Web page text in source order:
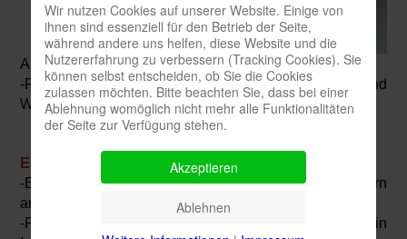
Aufrecherhaltung von Flucht und Rettungswegen
-Reduzierung von Folgeschäden durch Rauch und
Wärme
Es gibt folgende RWA - Systeme:
-Elektrische RWA - Syteme (meistens in Treppenhäusern
anzutreffen)
-Pneumatische RWA - Sytsteme (meistens in
Wir nutzen Cookies auf unserer Website. Einige von
ihnen sind essenziell für den Betrieb der Seite,
während andere uns helfen, diese Website und die
Nutzererfahrung zu verbessern (Tracking Cookies). Sie
können selbst entscheiden, ob Sie die Cookies
zulassen möchten. Bitte beachten Sie, dass bei einer
Ablehnung womöglich nicht mehr alle Funktionalitäten
der Seite zur Verfügung stehen.
Akzeptieren
Ablehnen